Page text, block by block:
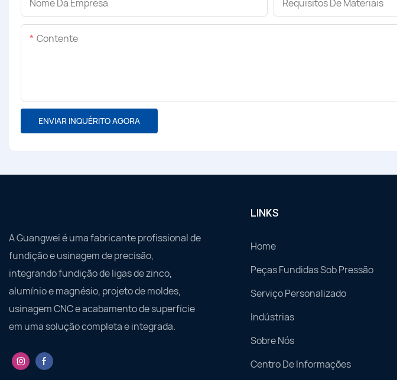
Nome Da Empresa Requisitos De Materiais
Contente
ENVIAR INQUÉRITO AGORA
A Guangwei é uma fabricante profissional de
fundição e usinagem de precisão,
integrando fundição de ligas de zinco,
alumínio e magnésio, projeto de moldes,
usinagem CNC e acabamento de superfície
em uma solução completa e integrada.
LINKS
Home
Peças Fundidas Sob Pressão
Serviço Personalizado
Indústrias
Sobre Nós
Centro De Informações